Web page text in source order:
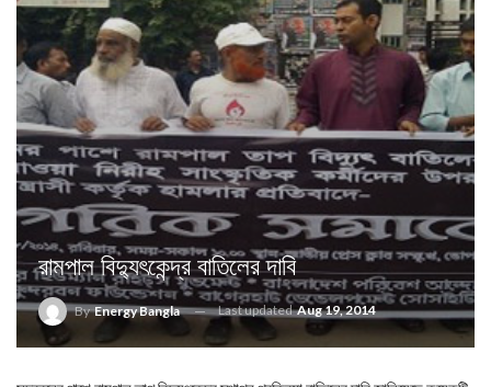
রামপাল বিদ্যুৎকেন্দ্র বাতিলের দাবি
ByEnergy Bangla Last updatedAug 19, 2014